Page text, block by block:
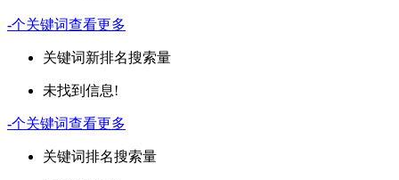
-个关键词查看更多
关键词新排名搜索量
未找到信息!
-个关键词查看更多
关键词排名搜索量